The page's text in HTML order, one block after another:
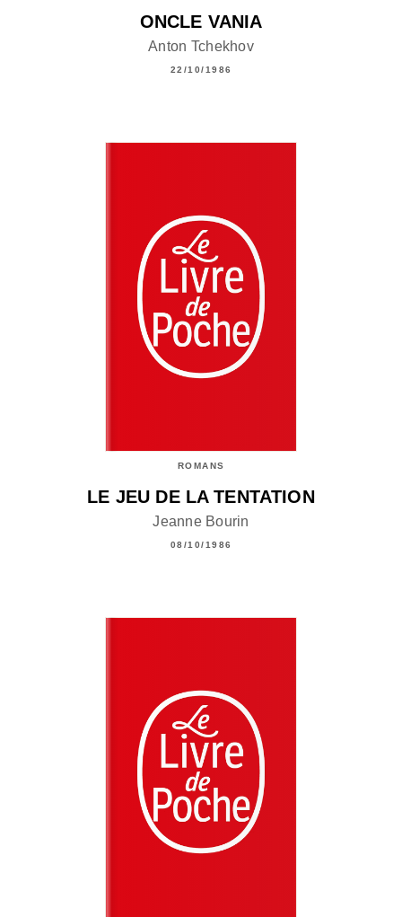
ONCLE VANIA
Anton Tchekhov
22/10/1986
ROMANS
LE JEU DE LA TENTATION
Jeanne Bourin
08/10/1986